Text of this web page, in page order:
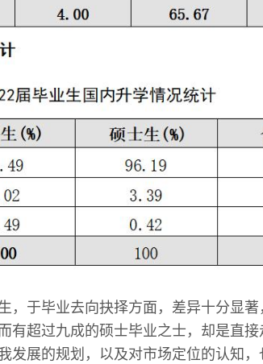
，于毕业去向抉择方面，差异十分显
有超过九成的硕士毕业之士，却是直
发展的规划，以及对市场定位的认知